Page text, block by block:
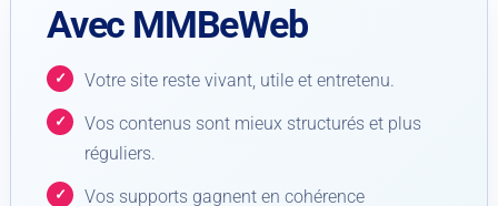
Avec MMBeWeb
Votre site reste vivant, utile et entretenu.
Vos contenus sont mieux structurés et plus
réguliers.
Vos supports gagnent en cohérence